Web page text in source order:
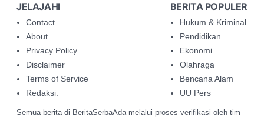
JELAJAHI
Contact
About
Privacy Policy
Disclaimer
Terms of Service
Redaksi.
BERITA POPULER
Hukum & Kriminal
Pendidikan
Ekonomi
Olahraga
Bencana Alam
UU Pers
Semua berita di BeritaSerbaAda melalui proses verifikasi oleh tim